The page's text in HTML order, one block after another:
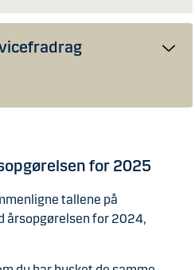
for 2025
tallene på
årsopgørelsen for 2024,